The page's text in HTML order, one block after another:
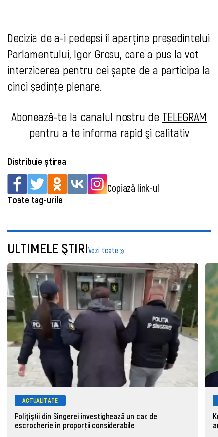
Decizia de a-i pedepsi îi aparține președintelui
Parlamentului, Igor Grosu, care a pus la vot
interzicerea pentru cei șapte de a participa la
cinci ședințe plenare.
Abonează-te la canalul nostru de TELEGRAM
pentru a te informa rapid şi calitativ
Distribuie știrea
Copiază link-ul
Toate tag-urile
ULTIMELE ŞTIRIVezi toate
ACTUALITATE
Polițiștii din Sîngerei investighează un caz de
escrocherie în proporții considerabile